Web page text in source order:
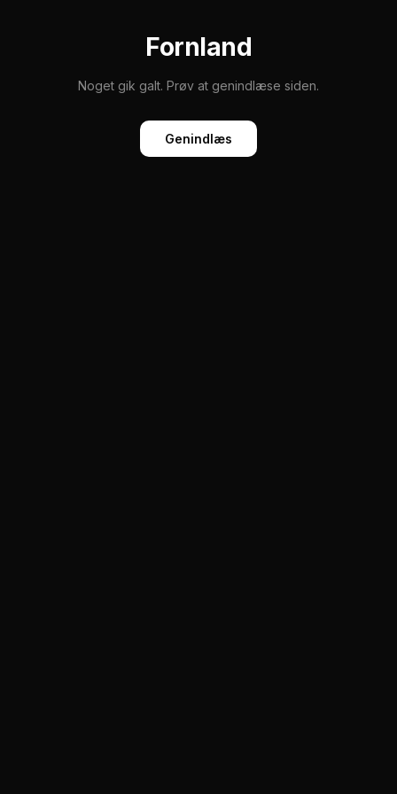
Fornland
Noget gik galt. Prøv at genindlæse siden.
Genindlæs